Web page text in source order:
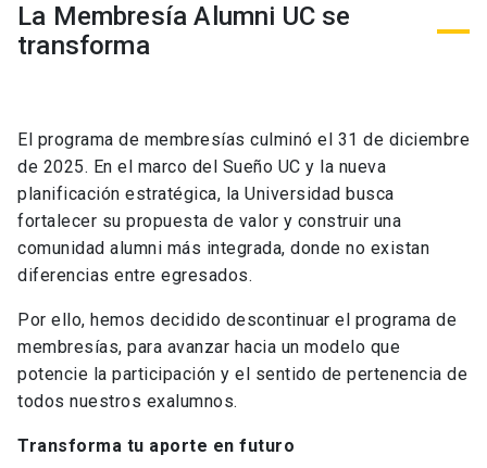
La Membresía Alumni UC se
transforma
El programa de membresías culminó el 31 de diciembre
de 2025. En el marco del Sueño UC y la nueva
planificación estratégica, la Universidad busca
fortalecer su propuesta de valor y construir una
comunidad alumni más integrada, donde no existan
diferencias entre egresados.
Por ello, hemos decidido descontinuar el programa de
membresías, para avanzar hacia un modelo que
potencie la participación y el sentido de pertenencia de
todos nuestros exalumnos.
Transforma tu aporte en futuro